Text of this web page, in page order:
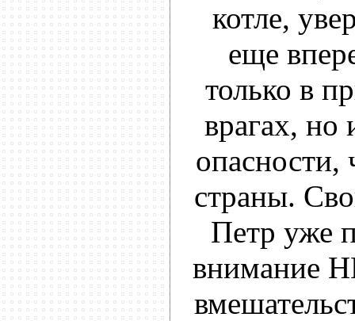
котле,
еще
только в
врагах, но
опасности,
страны.
Петр уже
внимание